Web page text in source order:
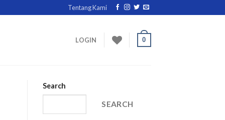
Tentang Kami
LOGIN 0
Search
SEARCH